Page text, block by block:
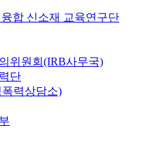
합 신소재 교육연구단
위원회(IRB사무국)
단
력상담소)